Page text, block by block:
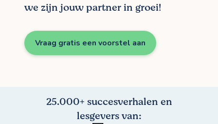
we zijn jouw partner in groei!
Vraag gratis een voorstel aan
25.000+ succesverhalen en
lesgevers van: